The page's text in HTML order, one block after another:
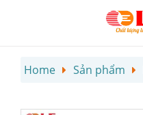
Home Sản phẩm